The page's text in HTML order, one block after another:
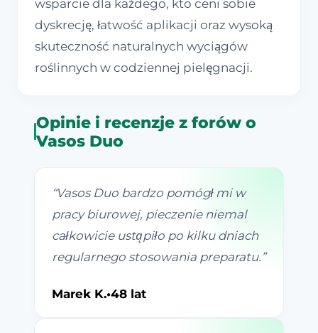
wsparcie dla każdego, kto ceni sobie
dyskrecję, łatwość aplikacji oraz wysoką
skuteczność naturalnych wyciągów
roślinnych w codziennej pielęgnacji.
Opinie i recenzje z forów o
Vasos Duo
“Vasos Duo bardzo pomógł mi w
pracy biurowej, pieczenie niemal
całkowicie ustąpiło po kilku dniach
regularnego stosowania preparatu. ”
Marek K.•48 lat